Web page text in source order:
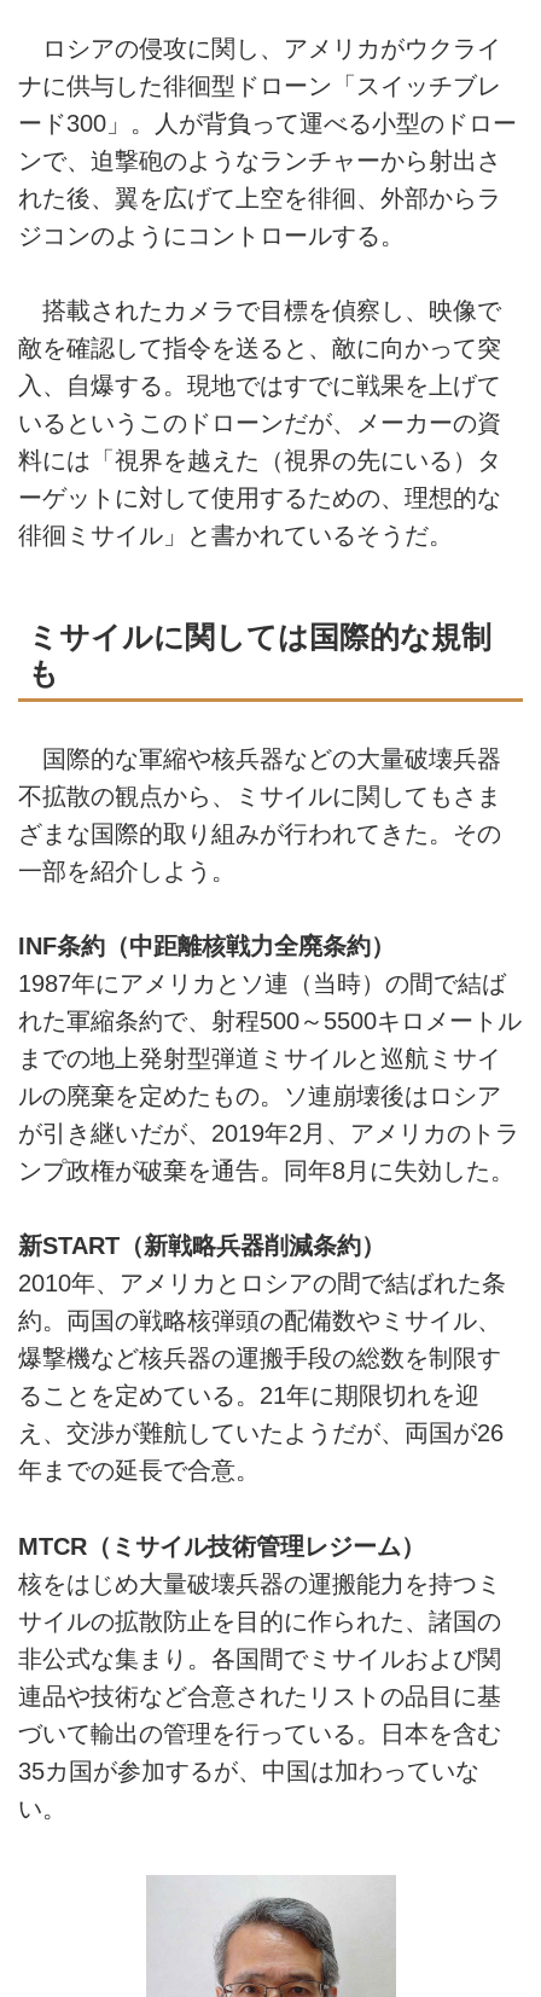
ロシアの侵攻に関し、アメリカがウクライ
ナに供与した徘徊型ドローン「スイッチブレ
ード300」。人が背負って運べる小型のドロー
ンで、迫撃砲のようなランチャーから射出さ
れた後、翼を広げて上空を徘徊、外部からラ
ジコンのようにコントロールする。
搭載されたカメラで目標を偵察し、映像で
敵を確認して指令を送ると、敵に向かって突
入、自爆する。現地ではすでに戦果を上げて
いるというこのドローンだが、メーカーの資
料には「視界を越えた（視界の先にいる）タ
ーゲットに対して使用するための、理想的な
徘徊ミサイル」と書かれているそうだ。
ミサイルに関しては国際的な規制
も
国際的な軍縮や核兵器などの大量破壊兵器
不拡散の観点から、ミサイルに関してもさま
ざまな国際的取り組みが行われてきた。その
一部を紹介しよう。
INF条約（中距離核戦力全廃条約）
1987年にアメリカとソ連（当時）の間で結ば
れた軍縮条約で、射程500～5500キロメートル
までの地上発射型弾道ミサイルと巡航ミサイ
ルの廃棄を定めたもの。ソ連崩壊後はロシア
が引き継いだが、2019年2月、アメリカのトラ
ンプ政権が破棄を通告。同年8月に失効した。
新START（新戦略兵器削減条約）
2010年、アメリカとロシアの間で結ばれた条
約。両国の戦略核弾頭の配備数やミサイル、
爆撃機など核兵器の運搬手段の総数を制限す
ることを定めている。21年に期限切れを迎
え、交渉が難航していたようだが、両国が26
年までの延長で合意。
MTCR（ミサイル技術管理レジーム）
核をはじめ大量破壊兵器の運搬能力を持つミ
サイルの拡散防止を目的に作られた、諸国の
非公式な集まり。各国間でミサイルおよび関
連品や技術など合意されたリストの品目に基
づいて輸出の管理を行っている。日本を含む
35カ国が参加するが、中国は加わっていな
い。